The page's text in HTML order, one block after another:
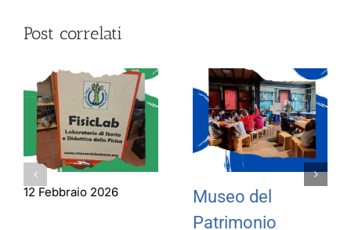
Post correlati
12 Febbraio 2026
Museo del
Patrimonio